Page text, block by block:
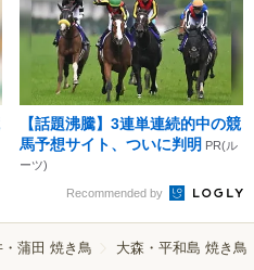
【話題沸騰】3連単連続的中の競
馬予想サイト、ついに判明 PR(ル
ーツ)
Recommended by
・蒲田 焼き鳥 大森・平和島 焼き鳥